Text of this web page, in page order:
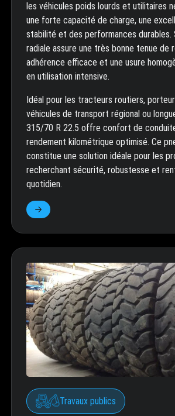
les véhicules poids lourds et utilitaires
une forte capacité de charge, une
stabilité et des performances durables.
radiale assure une très bonne tenue de
adhérence efficace et une usure
en utilisation intensive.
Idéal pour les tracteurs routiers,
véhicules de transport régional ou
315/70 R 22.5 offre confort de
rendement kilométrique optimisé. Ce
constitue une solution idéale pour les
recherchant sécurité, robustesse et
quotidien.
Travaux publics